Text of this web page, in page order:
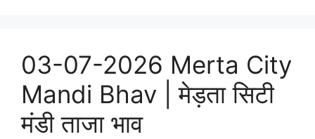
03-07-2026 Merta City
Mandi Bhav | मेड़ता सिटी
मंडी ताजा भाव